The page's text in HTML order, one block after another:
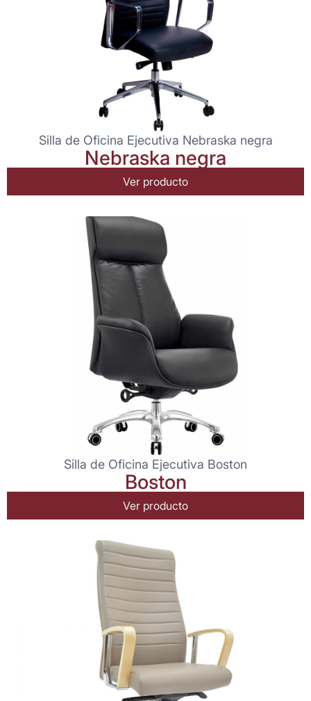
Silla de Oficina Ejecutiva Nebraska negra
Nebraska negra
Ver producto
Silla de Oficina Ejecutiva Boston
Boston
Ver producto